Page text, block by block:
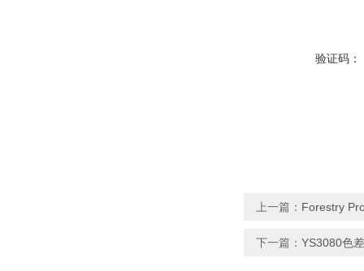
验证码：
上一篇： Forestry
下一篇： YS3080色